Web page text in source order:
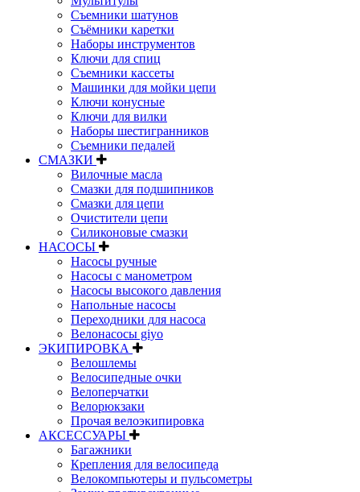
Съемники шатунов
Съёмники каретки
Наборы инструментов
Ключи для спиц
Съемники кассеты
Машинки для мойки цепи
Ключи конусные
Ключи для вилки
Наборы шестигранников
Съемники педалей
СМАЗКИ
Вилочные масла
Смазки для подшипников
Смазки для цепи
Очистители цепи
Силиконовые смазки
НАСОСЫ
Насосы ручные
Насосы с манометром
Насосы высокого давления
Напольные насосы
Переходники для насоса
Велонасосы giyo
ЭКИПИРОВКА
Велошлемы
Велосипедные очки
Велоперчатки
Велорюкзаки
Прочая велоэкипировка
АКСЕССУАРЫ
Багажники
Крепления для велосипеда
Велокомпьютеры и пульсометры